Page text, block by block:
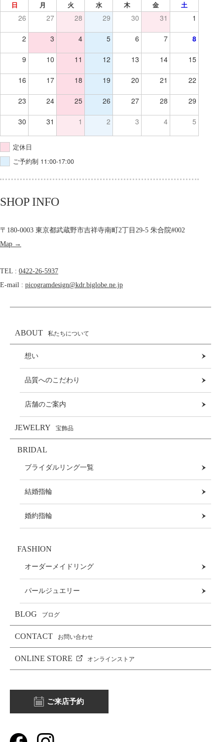
日 月 火 水 木 金 土
26 27 28 29 30 31 1
2 3 4 5 6 7 8
9 10 11 12 13 14 15
16 17 18 19 20 21 22
23 24 25 26 27 28 29
30 31 1 2 3 4 5
定休日
ご予約制 11:00-17:00
SHOP INFO
〒180-0003 東京都武蔵野市吉祥寺南町2丁目29-5 朱合院#002
Map →
TEL : 0422-26-5937
E-mail : picogramdesign@kdr.biglobe.ne.jp
ABOUT 私たちについて
想い
品質へのこだわり
店舗のご案内
JEWELRY 宝飾品
BRIDAL
ブライダルリング一覧
結婚指輪
婚約指輪
FASHION
オーダーメイドリング
パールジュエリー
BLOG ブログ
CONTACT お問い合わせ
ONLINE STORE オンラインストア
ご来店予約